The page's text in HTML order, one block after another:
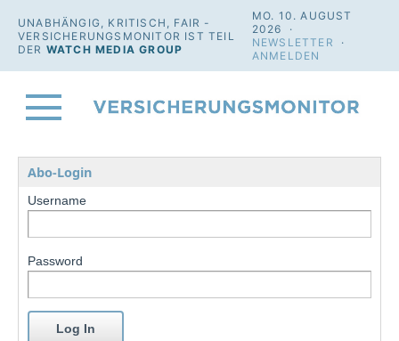
UNABHÄNGIG, KRITISCH, FAIR -
VERSICHERUNGSMONITOR IST TEIL
DER WATCH MEDIA GROUP
MO. 10. AUGUST
2026 ·
NEWSLETTER
·
ANMELDEN
Abo-Login
Username
Password